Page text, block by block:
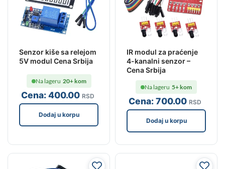
Senzor kiše sa relejom
5V modul Cena Srbija
Cena:400.00 RSD
Na lageru 20+ kom
Dodaj u korpu
IR modul za praćenje
4-kanalni senzor –
Cena Srbija
Cena:700.00 RSD
Na lageru 5+ kom
Dodaj u korpu